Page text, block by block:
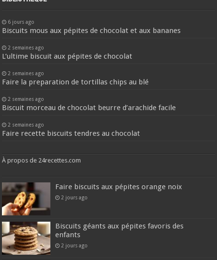
6 jours ago
Biscuits mous aux pépites de chocolat et aux bananes
2 semaines ago
L’ultime biscuit aux pépites de chocolat
2 semaines ago
Faire la preparation de tortillas chips au blé
2 semaines ago
Biscuit morceau de chocolat beurre d’arachide facile
2 semaines ago
Faire recette biscuits tendres au chocolat
À propos de 24recettes.com
Faire biscuits aux pépites orange noix
2 jours ago
Biscuits géants aux pépites favoris des
enfants
2 jours ago